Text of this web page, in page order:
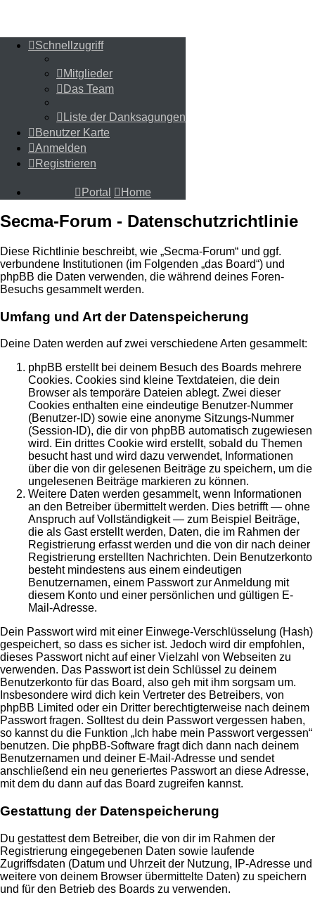
Schnellzugriff
Mitglieder
Das Team
Liste der Danksagungen
Benutzer Karte
Anmelden
Registrieren
Portal Home
Schnellzugriff
Mitglieder
Das Team
Liste der Danksagungen
Benutzer Karte
Anmelden
Registrieren
Home
Secma-Forum - Datenschutzrichtlinie
Diese Richtlinie beschreibt, wie „Secma-Forum“ und ggf.
verbundene Institutionen (im Folgenden „das Board“) und
phpBB die Daten verwenden, die während deines Foren-
Besuchs gesammelt werden.
Umfang und Art der Datenspeicherung
Deine Daten werden auf zwei verschiedene Arten gesammelt:
phpBB erstellt bei deinem Besuch des Boards mehrere
Cookies. Cookies sind kleine Textdateien, die dein
Browser als temporäre Dateien ablegt. Zwei dieser
Cookies enthalten eine eindeutige Benutzer-Nummer
(Benutzer-ID) sowie eine anonyme Sitzungs-Nummer
(Session-ID), die dir von phpBB automatisch zugewiesen
wird. Ein drittes Cookie wird erstellt, sobald du Themen
besucht hast und wird dazu verwendet, Informationen
über die von dir gelesenen Beiträge zu speichern, um die
ungelesenen Beiträge markieren zu können.
Weitere Daten werden gesammelt, wenn Informationen
an den Betreiber übermittelt werden. Dies betrifft — ohne
Anspruch auf Vollständigkeit — zum Beispiel Beiträge,
die als Gast erstellt werden, Daten, die im Rahmen der
Registrierung erfasst werden und die von dir nach deiner
Registrierung erstellten Nachrichten. Dein Benutzerkonto
besteht mindestens aus einem eindeutigen
Benutzernamen, einem Passwort zur Anmeldung mit
diesem Konto und einer persönlichen und gültigen E-
Mail-Adresse.
Dein Passwort wird mit einer Einwege-Verschlüsselung (Hash)
gespeichert, so dass es sicher ist. Jedoch wird dir empfohlen,
dieses Passwort nicht auf einer Vielzahl von Webseiten zu
verwenden. Das Passwort ist dein Schlüssel zu deinem
Benutzerkonto für das Board, also geh mit ihm sorgsam um.
Insbesondere wird dich kein Vertreter des Betreibers, von
phpBB Limited oder ein Dritter berechtigterweise nach deinem
Passwort fragen. Solltest du dein Passwort vergessen haben,
so kannst du die Funktion „Ich habe mein Passwort vergessen“
benutzen. Die phpBB-Software fragt dich dann nach deinem
Benutzernamen und deiner E-Mail-Adresse und sendet
anschließend ein neu generiertes Passwort an diese Adresse,
mit dem du dann auf das Board zugreifen kannst.
Gestattung der Datenspeicherung
Du gestattest dem Betreiber, die von dir im Rahmen der
Registrierung eingegebenen Daten sowie laufende
Zugriffsdaten (Datum und Uhrzeit der Nutzung, IP-Adresse und
weitere von deinem Browser übermittelte Daten) zu speichern
und für den Betrieb des Boards zu verwenden.